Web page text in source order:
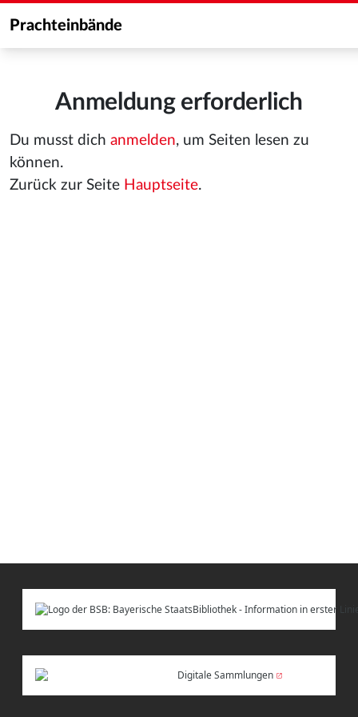
Prachteinbände
Anmeldung erforderlich
Du musst dich anmelden, um Seiten lesen zu
können.
Zurück zur Seite Hauptseite.
Digitale Sammlungen